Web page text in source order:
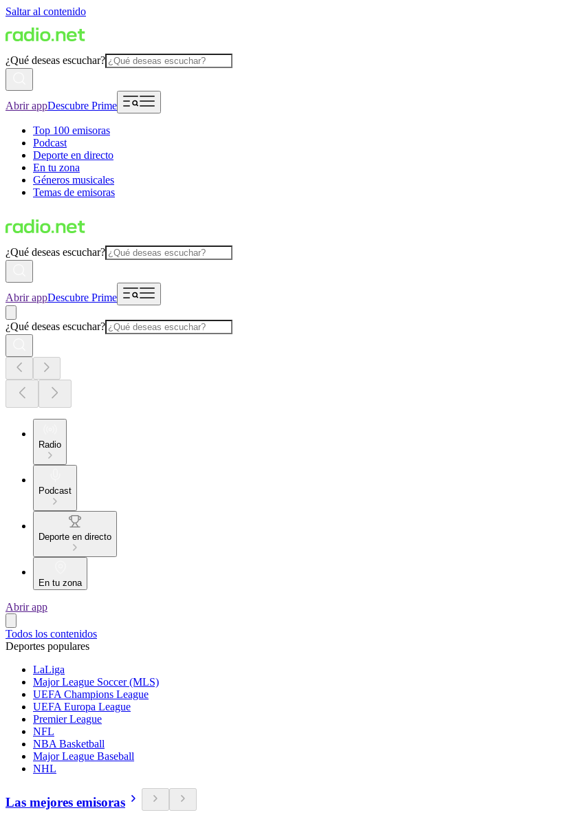
Saltar al contenido
¿Qué deseas escuchar?
Abrir appDescubre Prime
Top 100 emisoras
Podcast
Deporte en directo
En tu zona
Géneros musicales
Temas de emisoras
¿Qué deseas escuchar?
Abrir appDescubre Prime
¿Qué deseas escuchar?
Radio
Podcast
Deporte en directo
En tu zona
Abrir app
Todos los contenidos
Deportes populares
LaLiga
Major League Soccer (MLS)
UEFA Champions League
UEFA Europa League
Premier League
NFL
NBA Basketball
Major League Baseball
NHL
Las mejores emisoras